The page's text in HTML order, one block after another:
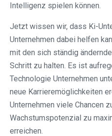
Intelligenz spielen können.
Jetzt wissen wir, dass Ki-
Unternehmen dabei helfen
mit den sich ständig
Schritt zu halten. Es ist
Technologie Unternehmen
neue Karrieremöglichkeiten
Unternehmen viele Chancen
Wachstumspotenzial zu
erreichen.